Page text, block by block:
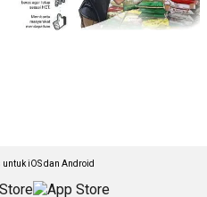
iOS dan Android